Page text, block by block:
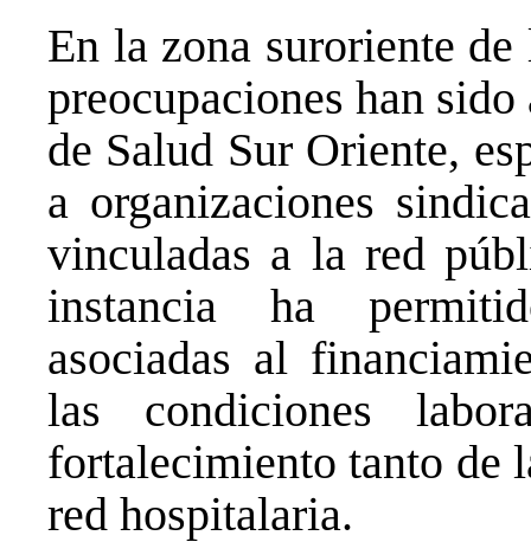
En la zona suroriente
preocupaciones han
de Salud Sur Oriente,
a organizaciones
vinculadas a la red
instancia ha
asociadas al
las condiciones
fortalecimiento tanto de
red hospitalaria.